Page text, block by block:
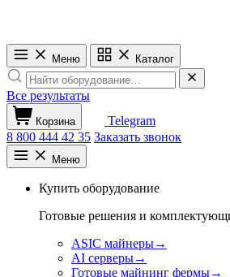
Меню Каталог
Все результаты
Корзина
Telegram
8 800 444 42 35 Заказать звонок
Меню
Купить оборудование
Готовые решения и
ASIC майнеры→
AI серверы→
Готовые майнинг фермы→